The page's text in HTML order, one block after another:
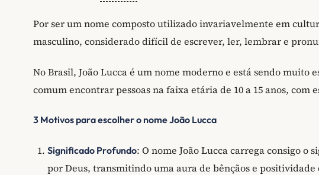
Por ser um nome composto utilizado invariavelmente em
masculino, considerado difícil de escrever, ler, lembrar e
No Brasil, João Lucca é um nome moderno e está sendo muito
comum encontrar pessoas na faixa etária de 10 a 15 anos, com
3 Motivos para escolher o nome João Lucca
Significado Profundo: O nome João Lucca carrega consigo o
por Deus, transmitindo uma aura de bênçãos e positividade